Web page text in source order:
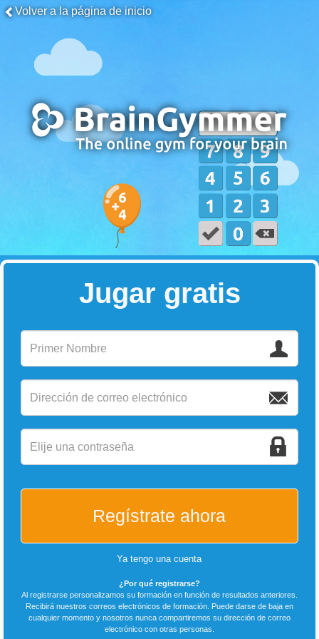
Volver a la página de inicio
Jugar gratis
Regístrate ahora
Ya tengo una cuenta
¿Por qué registrarse?
Al registrarse personalizamos su formación en función de resultados anteriores.
Recibirá nuestros correos electrónicos de formación. Puede darse de baja en
cualquier momento y nosotros nunca compartiremos su dirección de correo
electrónico con otras personas.